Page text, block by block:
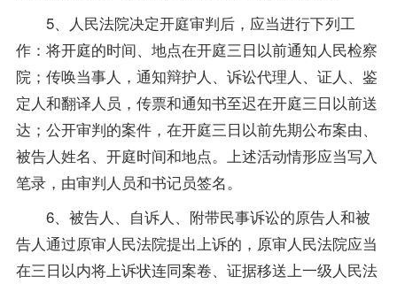
5、人民法院决定开庭审判后，应当进行下列工
作：将开庭的时间、地点在开庭三日以前通知人民检察
院；传唤当事人，通知辩护人、诉讼代理人、证人、鉴
定人和翻译人员，传票和通知书至迟在开庭三日以前送
达；公开审判的案件，在开庭三日以前先期公布案由、
被告人姓名、开庭时间和地点。上述活动情形应当写入
笔录，由审判人员和书记员签名。
6、被告人、自诉人、附带民事诉讼的原告人和被
告人通过原审人民法院提出上诉的，原审人民法院应当
在三日以内将上诉状连同案卷、证据移送上一级人民法